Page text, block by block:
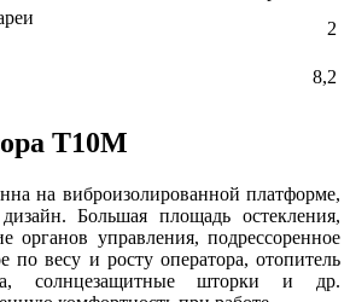
2
8,2
Т10М
на виброизолированной платформе,
Большая площадь остекления,
органов управления, подрессоренное
по весу и росту оператора, отопитель
солнцезащитные шторки и др.